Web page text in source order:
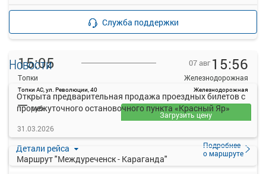
15:05
Топки
Топки АС, ул. Революции, 40
07 авг 15:56
Железнодорожная
Железнодорожная
Детали рейса
Подробнее
о маршруте
— руб.
Загрузить цену
Служба поддержки
Новости
Открыта предварительная продажа проездных билетов с
промежуточного остановочного пункта «Красный Яр»
31.03.2026
Маршрут "Междуреченск - Караганда"